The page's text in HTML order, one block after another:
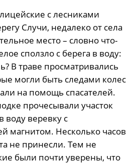
с лесниками
Случи, недалеко от села
место – словно что-
сползло с берега в воду:
В траве просматривались
могли быть следами колес
на помощь спасателей.
прочесывали участок
воду веревку с
магнитом. Несколько часов
не принесли. Тем не
были почти уверены, что